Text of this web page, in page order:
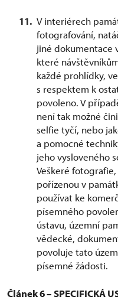
V interiérech
fotografování,
jiné dokumentace
které
každé prohlídky,
s respektem k
povoleno. V
není tak možné
selfie tyčí, nebo
a pomocné
jeho vysloveného
Veškeré
pořízenou v
používat ke
písemného
ústavu, územní
vědecké,
povoluje tato
písemné žádosti.
Článek 6 – SPECIFICKÁ